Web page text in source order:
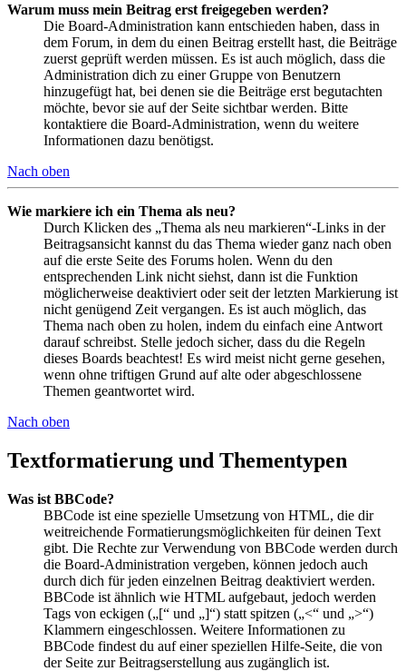
Warum muss mein Beitrag erst freigegeben werden?
Die Board-Administration kann entschieden haben, dass in
dem Forum, in dem du einen Beitrag erstellt hast, die Beiträge
zuerst geprüft werden müssen. Es ist auch möglich, dass die
Administration dich zu einer Gruppe von Benutzern
hinzugefügt hat, bei denen sie die Beiträge erst begutachten
möchte, bevor sie auf der Seite sichtbar werden. Bitte
kontaktiere die Board-Administration, wenn du weitere
Informationen dazu benötigst.
Nach oben
Wie markiere ich ein Thema als neu?
Durch Klicken des „Thema als neu markieren“-Links in der
Beitragsansicht kannst du das Thema wieder ganz nach oben
auf die erste Seite des Forums holen. Wenn du den
entsprechenden Link nicht siehst, dann ist die Funktion
möglicherweise deaktiviert oder seit der letzten Markierung ist
nicht genügend Zeit vergangen. Es ist auch möglich, das
Thema nach oben zu holen, indem du einfach eine Antwort
darauf schreibst. Stelle jedoch sicher, dass du die Regeln
dieses Boards beachtest! Es wird meist nicht gerne gesehen,
wenn ohne triftigen Grund auf alte oder abgeschlossene
Themen geantwortet wird.
Nach oben
Textformatierung und Thementypen
Was ist BBCode?
BBCode ist eine spezielle Umsetzung von HTML, die dir
weitreichende Formatierungsmöglichkeiten für deinen Text
gibt. Die Rechte zur Verwendung von BBCode werden durch
die Board-Administration vergeben, können jedoch auch
durch dich für jeden einzelnen Beitrag deaktiviert werden.
BBCode ist ähnlich wie HTML aufgebaut, jedoch werden
Tags von eckigen („[“ und „]“) statt spitzen („<“ und „>“)
Klammern eingeschlossen. Weitere Informationen zu
BBCode findest du auf einer speziellen Hilfe-Seite, die von
der Seite zur Beitragserstellung aus zugänglich ist.